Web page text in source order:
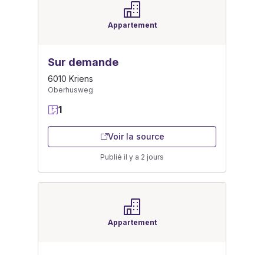
Appartement
Sur demande
6010 Kriens
Oberhusweg
1
Voir la source
Publié il y a 2 jours
Appartement